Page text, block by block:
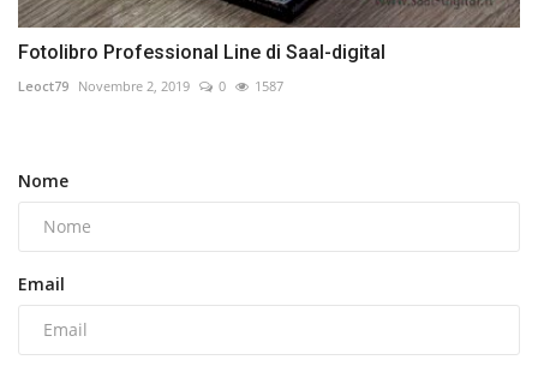
Fotolibro Professional Line di Saal-digital
Leoct79 Novembre 2, 2019 0 1587
Nome
Email